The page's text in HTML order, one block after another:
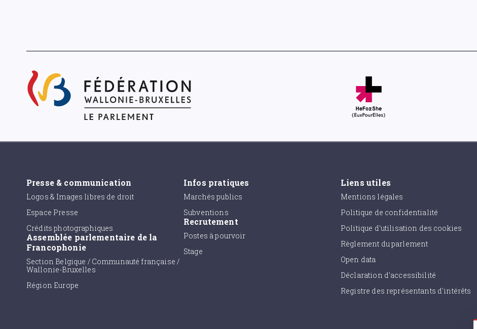
Presse & communication
Logos & Images libres de droit
Espace Presse
Crédits photographiques
Assemblée parlementaire de la
Francophonie
Section Belgique / Communauté française /
Wallonie-Bruxelles
Région Europe
Infos pratiques
Marchés publics
Subventions
Recrutement
Postes à pourvoir
Stage
Liens utiles
Mentions légales
Politique de confidentialité
Politique d'utilisation des cookies
Règlement du parlement
Open data
Déclaration d'accessibilité
Registre des représentants d'intérêts